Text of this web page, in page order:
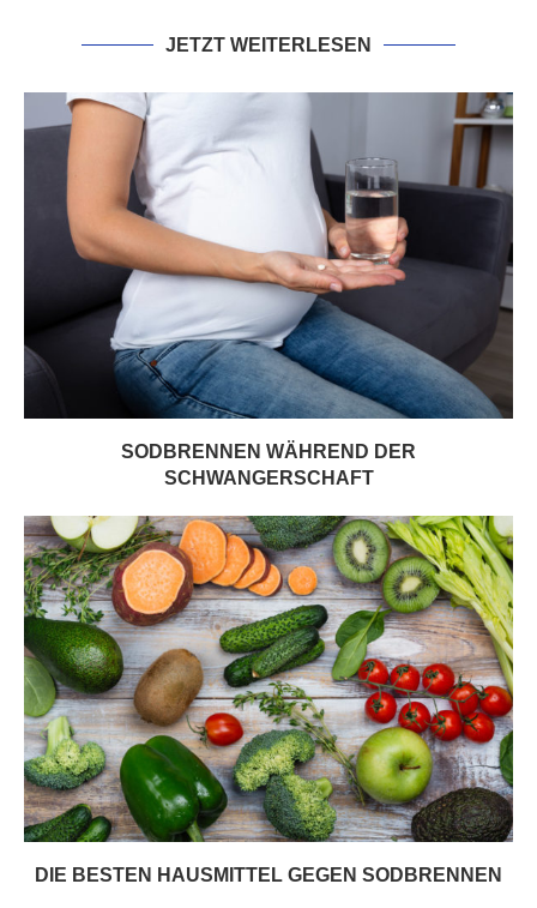
JETZT WEITERLESEN
SODBRENNEN WÄHREND DER
SCHWANGERSCHAFT
DIE BESTEN HAUSMITTEL GEGEN SODBRENNEN